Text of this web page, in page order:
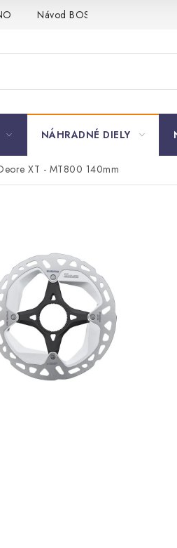
Návod BOSCH
NÁHRADNÉ DIELY
XT - MT800 140mm